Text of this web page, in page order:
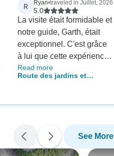
R Ryan•traveled in Juillet, 2026
5.0
La visite était formidable et
notre guide, Garth, était
exceptionnel. C'est grâce
à lui que cette expérience
a été si réussie. Je
recommande vivement
il est le guide, car il en fera
lieux étaient superbes, la
cuisine était délicieuse et
tout le monde s’est montré
Read more
Route des jardins et
See More